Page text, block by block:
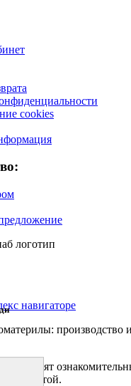
cookies
навигаторе
производство
носят
офертой.